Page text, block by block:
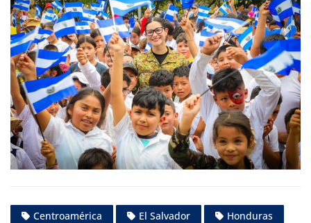
Centroamérica El Salvador
Honduras